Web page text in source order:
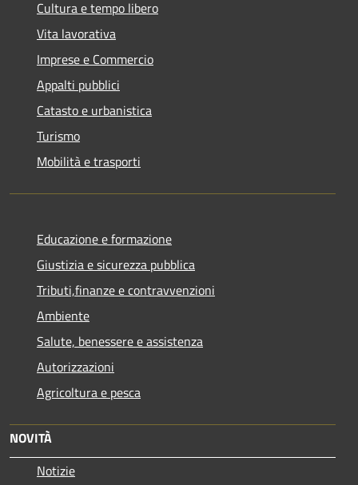
Cultura e tempo libero
Vita lavorativa
Imprese e Commercio
Appalti pubblici
Catasto e urbanistica
Turismo
Mobilità e trasporti
Educazione e formazione
Giustizia e sicurezza pubblica
Tributi,finanze e contravvenzioni
Ambiente
Salute, benessere e assistenza
Autorizzazioni
Agricoltura e pesca
NOVITÀ
Notizie